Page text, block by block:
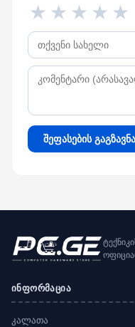
★
★
★
★
★
შეფასების გაგზავნა
ინფორმაცია
კალათა